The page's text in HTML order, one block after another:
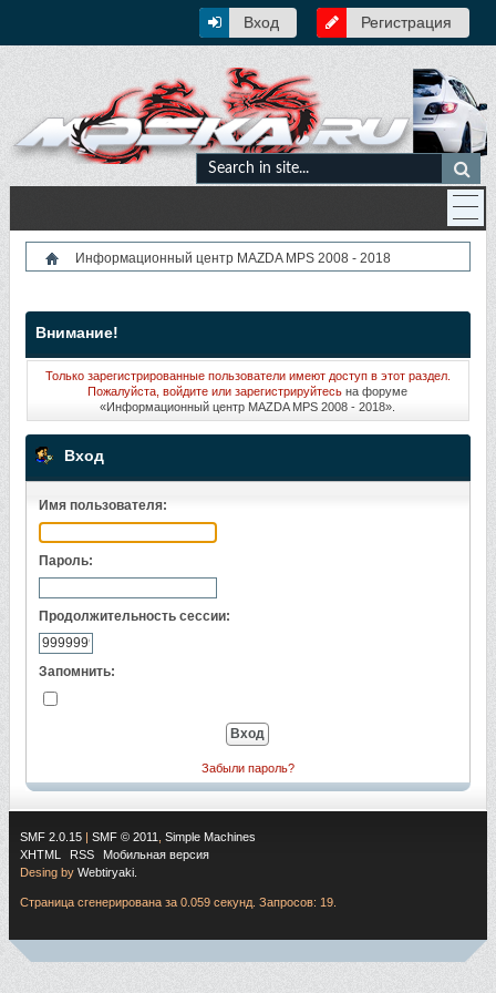
Вход Регистрация
Информационный центр MAZDA MPS 2008 - 2018
Внимание!
Только зарегистрированные пользователи имеют доступ в этот раздел.
Пожалуйста, войдите илизарегистрируйтесь на форуме
«Информационный центр MAZDA MPS 2008 - 2018».
Вход
Имя пользователя:
Пароль:
Продолжительность сессии:
Запомнить:
Забыли пароль?
SMF 2.0.15 SMF © 2011
Simple Machines
XHTML
RSS
Мобильная версия
Desing by Webtiryaki.
Страница сгенерирована за 0.059 секунд. Запросов: 19.